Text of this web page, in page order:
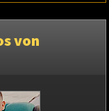
von